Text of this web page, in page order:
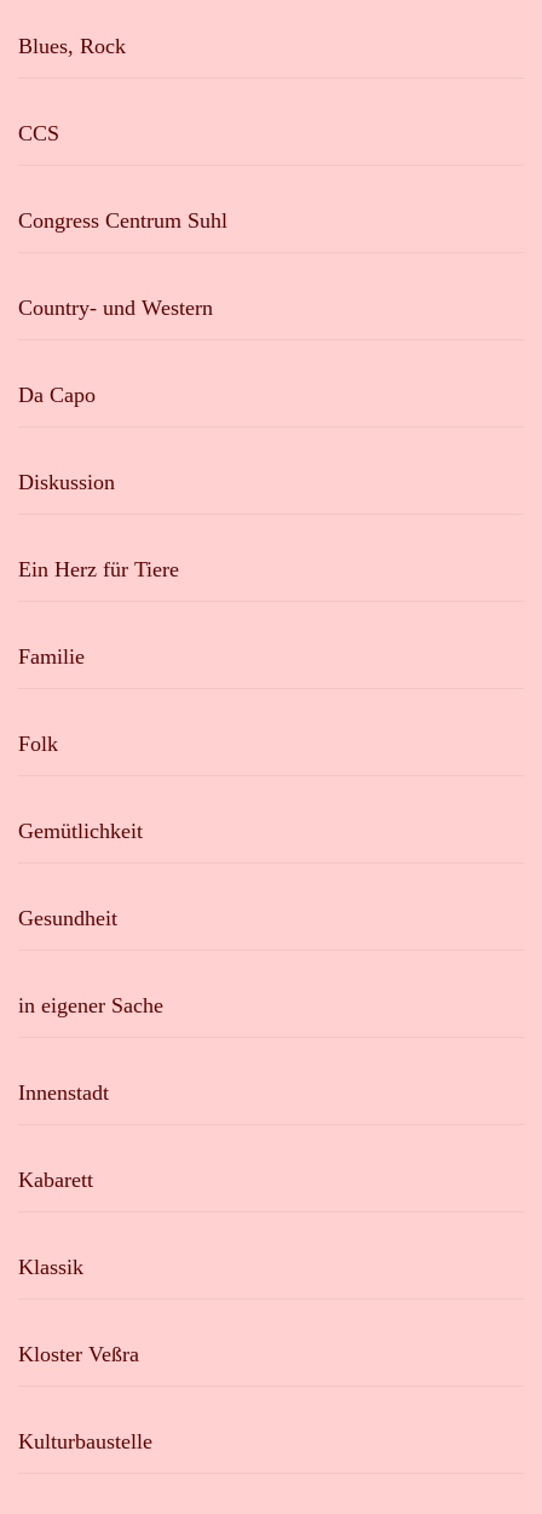
Blues, Rock
CCS
Congress Centrum Suhl
Country- und Western
Da Capo
Diskussion
Ein Herz für Tiere
Familie
Folk
Gemütlichkeit
Gesundheit
in eigener Sache
Innenstadt
Kabarett
Klassik
Kloster Veßra
Kulturbaustelle